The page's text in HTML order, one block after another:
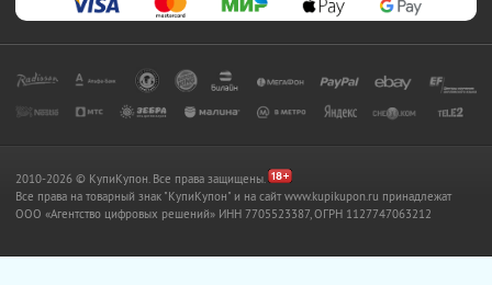
2010-2026 © КупиКупон. Все права защищены.
Все права на товарный знак "КупиКупон" и на сайт www.kupikupon.ru принадлежат
OOO «Агентство цифровых решений» ИНН 7705523387, ОГРН 1127747063212